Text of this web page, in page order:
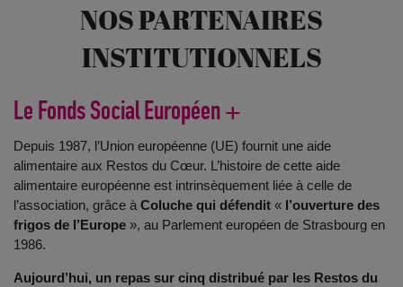
NOS PARTENAIRES
INSTITUTIONNELS
Le Fonds Social Européen +
Depuis 1987, l’Union européenne (UE) fournit une aide
alimentaire aux Restos du Cœur. L’histoire de cette aide
alimentaire européenne est intrinsèquement liée à celle de
l’association, grâce à Coluche qui défendit«l’ouverture des
frigos de l’Europe», au Parlement européen de Strasbourg en
1986.
Aujourd’hui, un repas sur cinq distribué par les Restos du